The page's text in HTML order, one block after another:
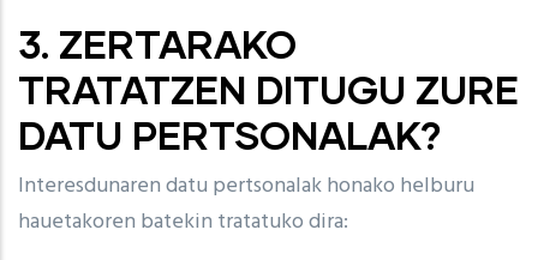
3. ZERTARAKO
TRATATZEN DITUGU ZURE
DATU PERTSONALAK?
Interesdunaren datu pertsonalak honako helburu
hauetakoren batekin tratatuko dira: